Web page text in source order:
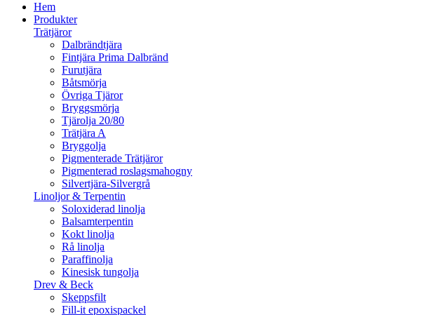
Hem
Produkter
Trätjäror
Dalbrändtjära
Fintjära Prima Dalbränd
Furutjära
Båtsmörja
Övriga Tjäror
Bryggsmörja
Tjärolja 20/80
Trätjära A
Bryggolja
Pigmenterade Trätjäror
Pigmenterad roslagsmahogny
Silvertjära-Silvergrå
Linoljor & Terpentin
Soloxiderad linolja
Balsamterpentin
Kokt linolja
Rå linolja
Paraffinolja
Kinesisk tungolja
Drev & Beck
Skeppsfilt
Fill-it epoxispackel